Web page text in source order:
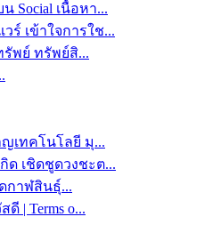
Social เนื้อหา...
ร์ เข้าใจการใช...
พย์ ทรัพย์สิ...
เทคโนโลยี มุ...
ด เชิดชูดวงชะต...
กาฬสินธุ์...
| Terms o...